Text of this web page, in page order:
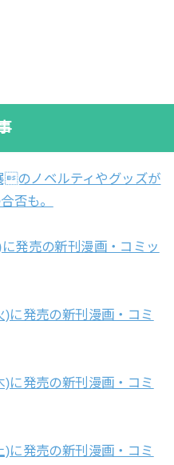
のノベルティやグッズが
否も。
発売の新刊漫画・コミッ
に発売の新刊漫画・コミ
に発売の新刊漫画・コミ
に発売の新刊漫画・コミ